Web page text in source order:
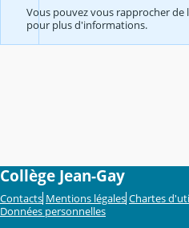
Vous pouvez vous rapprocher
pour plus d'informations.
Collège Jean-Gay
Contacts Mentions légales Chartes
Données personnelles